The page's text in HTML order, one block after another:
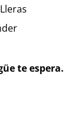
te espera.